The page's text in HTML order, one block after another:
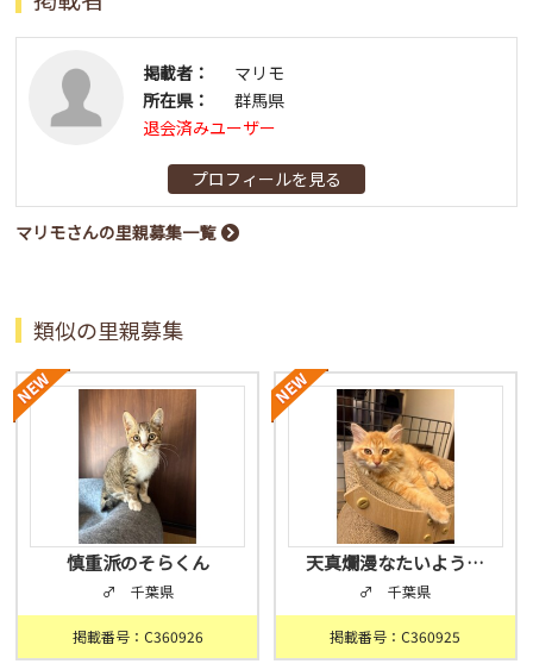
掲載者：
マリモ
所在県：
群馬県
退会済みユーザー
プロフィールを見る
マリモさんの里親募集一覧
類似の里親募集
慎重派のそらくん
♂ 千葉県
掲載番号：C360926
天真爛漫なたいよう…
♂ 千葉県
掲載番号：C360925